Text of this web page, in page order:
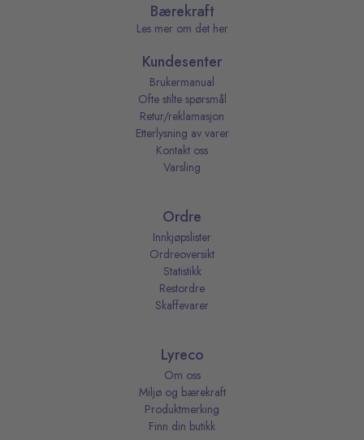
Bærekraft
Les mer om det her
Kundesenter
Brukermanual
Ofte stilte spørsmål
Retur/reklamasjon
Etterlysning av varer
Kontakt oss
Varsling
Ordre
Innkjøpslister
Ordreoversikt
Statistikk
Restordre
Skaffevarer
Lyreco
Om oss
Miljø og bærekraft
Produktmerking
Finn din butikk